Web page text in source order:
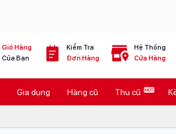
Giỏ Hàng
Của Bạn
Kiểm Tra
Đơn Hàng
Hệ Thống
Cửa Hàng
Gia dụng Hàng cũ Thu cũ